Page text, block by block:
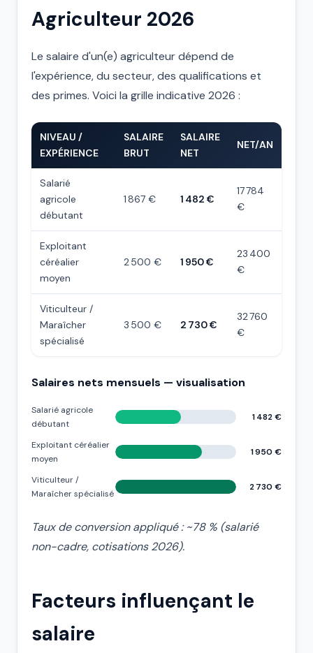
Agriculteur 2026
Le salaire d'un(e) agriculteur dépend de
l'expérience, du secteur, des qualifications et
des primes. Voici la grille indicative 2026 :
NIVEAU /
EXPÉRIENCE
SALAIRE
BRUT
SALAIRE
NET
NET/AN
Salarié
agricole
débutant
1 867 € 1 482 €
17 784
€
Exploitant
céréalier
moyen
2 500 € 1 950 €
23 400
€
Viticulteur /
Maraîcher
spécialisé
3 500 € 2 730 €
32 760
€
Salaires nets mensuels — visualisation
Salarié agricole
débutant
1 482 €
Exploitant céréalier
moyen
1 950 €
Viticulteur /
Maraîcher spécialisé
2 730 €
Taux de conversion appliqué : ~78 % (salarié
non-cadre, cotisations 2026).
Facteurs influençant le
salaire